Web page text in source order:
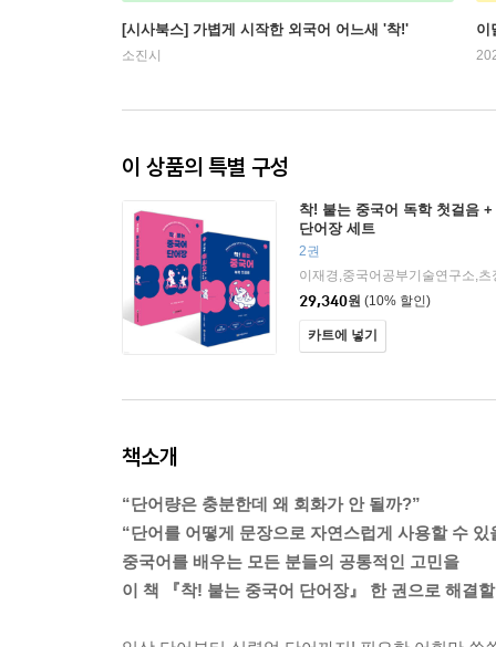
[시사북스] 가볍게 시작한 외국어 어느새 '착!'
소진시
이
이 상품의 특별 구성
착! 붙는 중국어 독학 첫걸음
단어장 세트
2권
29,340원 (10% 할인)
카트에 넣기
책소개
“단어량은 충분한데 왜 회화가 안 될까?”
“단어를 어떻게 문장으로 자연스럽게 사용할 수 있
중국어를 배우는 모든 분들의 공통적인 고민을
이 책 『착! 붙는 중국어 단어장』 한 권으로 해결